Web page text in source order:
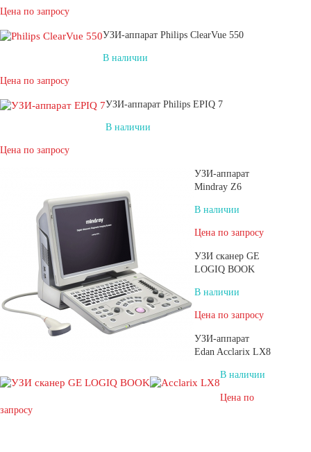
Цена по запросу
УЗИ-аппарат Philips ClearVue 550
В наличии
Цена по запросу
УЗИ-аппарат Philips EPIQ 7
В наличии
Цена по запросу
УЗИ-аппарат
Mindray Z6
В наличии
Цена по запросу
УЗИ сканер GE
LOGIQ BOOK
В наличии
Цена по запросу
УЗИ-аппарат
Edan Acclarix LX8
В наличии
Цена по
запросу